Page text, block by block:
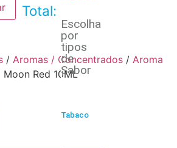
Escolha
por
tipos
de
Sabor
Tabaco
Total:
/ Aromas / Concentrados / Aroma
Red 10ML